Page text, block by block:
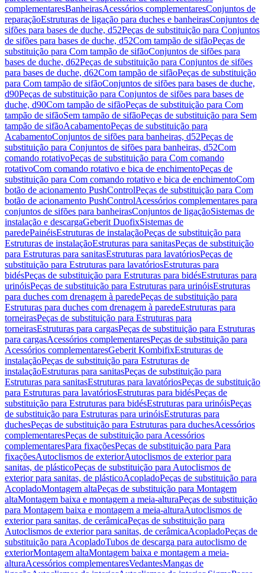
complementaresBanheirasAcessórios complementaresConjuntos de
reparaçãoEstruturas de ligação para duches e banheirasConjuntos de
sifões para bases de duche, d52Peças de substituição para Conjuntos
de sifões para bases de duche, d52Com tampão de sifãoPeças de
substituição para Com tampão de sifãoConjuntos de sifões para
bases de duche, d62Peças de substituição para Conjuntos de sifões
para bases de duche, d62Com tampão de sifãoPeças de substituição
para Com tampão de sifãoConjuntos de sifões para bases de duche,
d90Peças de substituição para Conjuntos de sifões para bases de
duche, d90Com tampão de sifãoPeças de substituição para Com
tampão de sifãoSem tampão de sifãoPeças de substituição para Sem
tampão de sifãoAcabamentoPeças de substituição para
AcabamentoConjuntos de sifões para banheiras, d52Peças de
substituição para Conjuntos de sifões para banheiras, d52Com
comando rotativoPeças de substituição para Com comando
rotativoCom comando rotativo e bica de enchimentoPeças de
substituição para Com comando rotativo e bica de enchimentoCom
botão de acionamento PushControlPeças de substituição para Com
botão de acionamento PushControlAcessórios complementares para
conjuntos de sifões para banheirasConjuntos de ligaçãoSistemas de
instalação e descargaGeberit DuofixSistemas de
paredePainéisEstruturas de instalaçãoPeças de substituição para
Estruturas de instalaçãoEstruturas para sanitasPeças de substituição
para Estruturas para sanitasEstruturas para lavatóriosPeças de
substituição para Estruturas para lavatóriosEstruturas para
bidésPeças de substituição para Estruturas para bidésEstruturas para
urinóisPeças de substituição para Estruturas para urinóisEstruturas
para duches com drenagem à paredePeças de substituição para
Estruturas para duches com drenagem à paredeEstruturas para
torneirasPeças de substituição para Estruturas para
torneirasEstruturas para cargasPeças de substituição para Estruturas
para cargasAcessórios complementaresPeças de substituição para
Acessórios complementaresGeberit KombifixEstruturas de
instalaçãoPeças de substituição para Estruturas de
instalaçãoEstruturas para sanitasPeças de substituição para
Estruturas para sanitasEstruturas para lavatóriosPeças de substituição
para Estruturas para lavatóriosEstruturas para bidésPeças de
substituição para Estruturas para bidésEstruturas para urinóisPeças
de substituição para Estruturas para urinóisEstruturas para
duchesPeças de substituição para Estruturas para duchesAcessórios
complementaresPeças de substituição para Acessórios
complementaresPara fixaçõesPeças de substituição para Para
fixaçõesAutoclismos de exteriorAutoclismos de exterior para
sanitas, de plásticoPeças de substituição para Autoclismos de
exterior para sanitas, de plásticoAcopladoPeças de substituição para
AcopladoMontagem altaPeças de substituição para Montagem
altaMontagem baixa e montagem a meia-alturaPeças de substituição
para Montagem baixa e montagem a meia-alturaAutoclismos de
exterior para sanitas, de cerâmicaPeças de substituição para
Autoclismos de exterior para sanitas, de cerâmicaAcopladoPeças de
substituição para AcopladoTubos de descarga para autoclismo de
exteriorMontagem altaMontagem baixa e montagem a meia-
alturaAcessórios complementaresVedantesMangas de